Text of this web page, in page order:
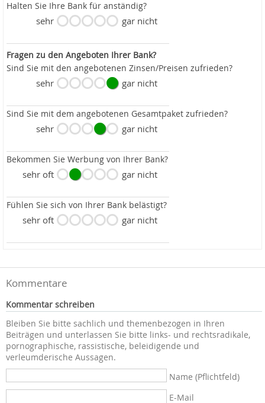
Halten Sie Ihre Bank für anständig?
sehr gar nicht
Fragen zu den Angeboten Ihrer Bank?
Sind Sie mit den angebotenen Zinsen/Preisen zufrieden?
sehr gar nicht
Sind Sie mit dem angebotenen Gesamtpaket zufrieden?
sehr gar nicht
Bekommen Sie Werbung von Ihrer Bank?
sehr oft gar nicht
Fühlen Sie sich von Ihrer Bank belästigt?
sehr oft gar nicht
Kommentare
Kommentar schreiben
Bleiben Sie bitte sachlich und themenbezogen in Ihren
Beiträgen und unterlassen Sie bitte links- und rechtsradikale,
pornographische, rassistische, beleidigende und
verleumderische Aussagen.
Name (Pflichtfeld)
E-Mail